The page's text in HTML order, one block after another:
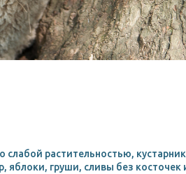
растительностью,
груши, сливы без косточек